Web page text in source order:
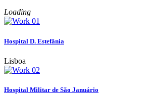
Loading
Hospital D. Estefânia
Lisboa
Hospital Militar de São Januário